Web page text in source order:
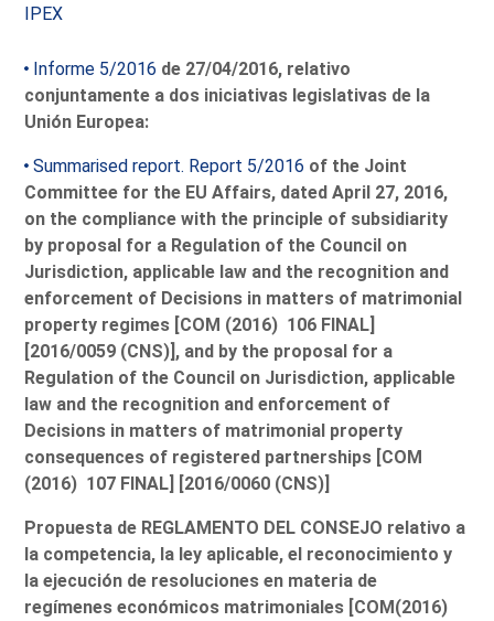
IPEX
Informe 5/2016 de 27/04/2016, relativo
conjuntamente a dos iniciativas legislativas de la
Unión Europea:
Summarised report. Report 5/2016 of the Joint
Committee for the EU Affairs, dated April 27, 2016,
on the compliance with the principle of subsidiarity
by proposal for a Regulation of the Council on
Jurisdiction, applicable law and the recognition and
enforcement of Decisions in matters of matrimonial
property regimes [COM (2016) 106 FINAL]
[2016/0059 (CNS)], and by the proposal for a
Regulation of the Council on Jurisdiction, applicable
law and the recognition and enforcement of
Decisions in matters of matrimonial property
consequences of registered partnerships [COM
(2016) 107 FINAL] [2016/0060 (CNS)]
Propuesta de REGLAMENTO DEL CONSEJO relativo a
la competencia, la ley aplicable, el reconocimiento y
la ejecución de resoluciones en materia de
regímenes económicos matrimoniales [COM(2016)